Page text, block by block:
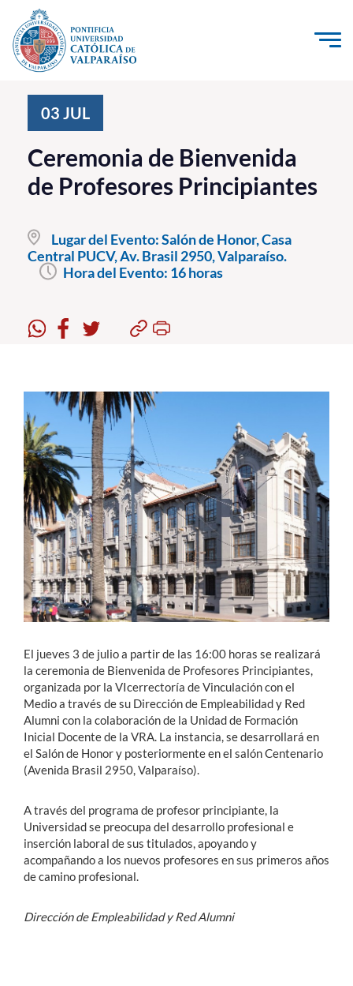
Click acá para ir directamente al contenido
Investigación, Creación e Innovación
PUCV Internacional
Vinculación con el Medio
Admisión
Pregrado
Estudiantes
Académicos
Funcionarios
Alumni
English
03 JUL
Ceremonia de Bienvenida
de Profesores Principiantes
Lugar del Evento:Salón de Honor, Casa
Central PUCV, Av. Brasil 2950, Valparaíso.
Hora del Evento: 16 horas
El jueves 3 de julio a partir de las 16:00 horas se realizará
la ceremonia de Bienvenida de Profesores Principiantes,
organizada por la VIcerrectoría de Vinculación con el
Medio a través de su Dirección de Empleabilidad y Red
Alumni con la colaboración de la Unidad de Formación
Inicial Docente de la VRA. La instancia, se desarrollará en
el Salón de Honor y posteriormente en el salón Centenario
(Avenida Brasil 2950, Valparaíso).
A través del programa de profesor principiante, la
Universidad se preocupa del desarrollo profesional e
inserción laboral de sus titulados, apoyando y
acompañando a los nuevos profesores en sus primeros años
de camino profesional.
Dirección de Empleabilidad y Red Alumni